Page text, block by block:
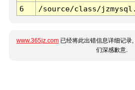
6
/source/class/
www.365jz.com 已经将此出错信息详细记录
们深感歉意.